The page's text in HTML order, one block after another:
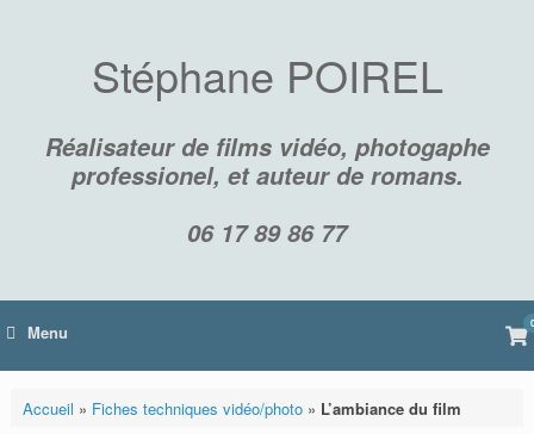
Stéphane POIREL
Réalisateur de films vidéo, photogaphe
professionel, et auteur de romans.
06 17 89 86 77
Menu 0
Accueil » Fiches techniques vidéo/photo» L’ambiance du film